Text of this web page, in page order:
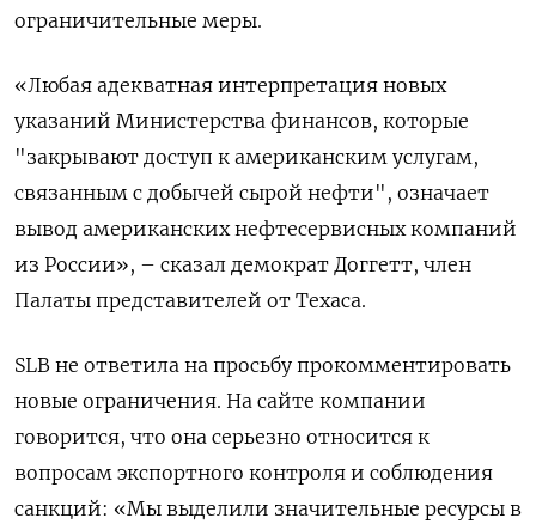
ограничительные меры.
«Любая адекватная интерпретация новых
указаний Министерства финансов, которые
"закрывают доступ к американским услугам,
связанным с добычей сырой нефти", означает
вывод американских нефтесервисных компаний
из России», – сказал демократ Доггетт, член
Палаты представителей от Техаса.
SLB не ответила на просьбу прокомментировать
новые ограничения. На сайте компании
говорится, что она серьезно относится к
вопросам экспортного контроля и соблюдения
санкций: «Мы выделили значительные ресурсы в